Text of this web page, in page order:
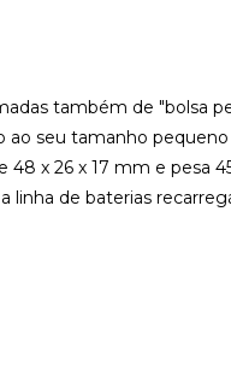
também de "bolsa
ao seu tamanho
48 x 26 x 17 mm e pesa
linha de baterias